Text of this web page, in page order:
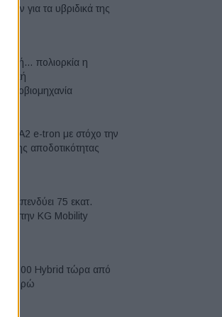
για τα υβριδικά της
πολιορκία η
A2 e-tron με στόχο την
της αποδοτικότητας
επενδύει 75 εκατ.
στην KG Mobility
500 Hybrid τώρα από
ευρώ